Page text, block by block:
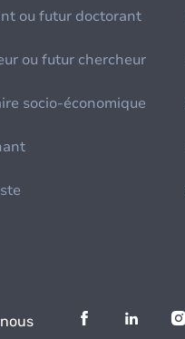
ou futur doctorant
ou futur chercheur
socio-économique